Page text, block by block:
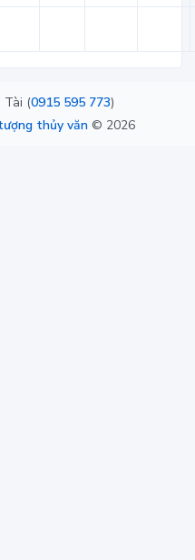
Tài (0915 595 773)
thủy văn © 2026